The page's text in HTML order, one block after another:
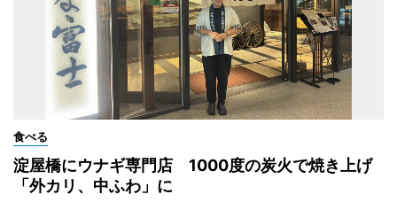
食べる
淀屋橋にウナギ専門店 1000度の炭火で焼き上げ
「外カリ、中ふわ」に